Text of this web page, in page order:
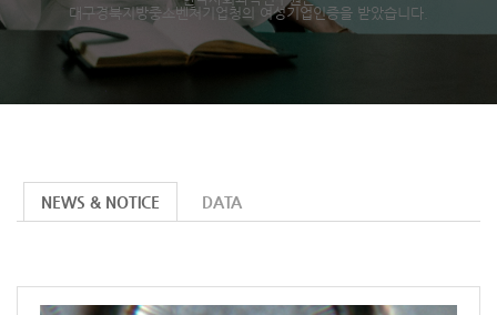
대구경북지방중소벤처기업청의 여성기업인증을 받았습니다.
NEWS & NOTICE DATA